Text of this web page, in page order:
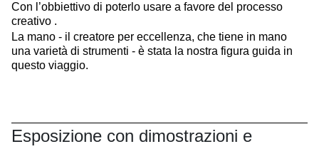
Con l’obbiettivo di poterlo usare a favore del processo
creativo .
La mano - il creatore per eccellenza, che tiene in mano
una varietà di strumenti - è stata la nostra figura guida in
questo viaggio.
Esposizione con dimostrazioni e